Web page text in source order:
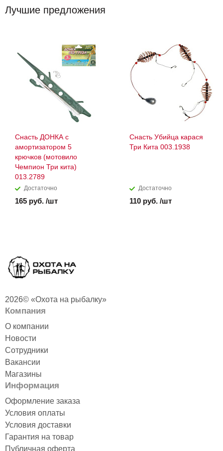
Лучшие предложения
Снасть ДОНКА с
амортизатором 5
крючков (мотовило
Чемпион Три кита)
013.2789
Достаточно
165 руб. /шт
Снасть Убийца карася
Три Кита 003.1938
Достаточно
110 руб. /шт
2026© «Охота на рыбалку»
Компания
О компании
Новости
Сотрудники
Вакансии
Магазины
Информация
Оформление заказа
Условия оплаты
Условия доставки
Гарантия на товар
Публичная оферта